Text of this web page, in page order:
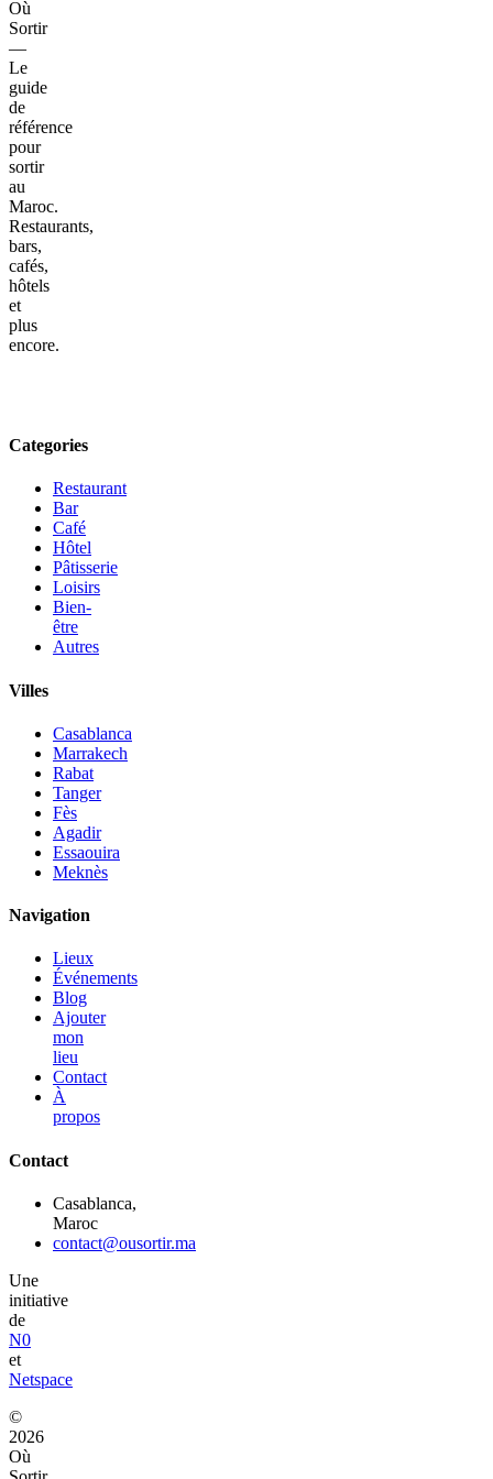
Où
Sortir
—
Le
guide
de
référence
pour
sortir
au
Maroc.
Restaurants,
bars,
cafés,
hôtels
et
plus
encore.
Categories
Restaurant
Bar
Café
Hôtel
Pâtisserie
Loisirs
Bien-
être
Autres
Villes
Casablanca
Marrakech
Rabat
Tanger
Fès
Agadir
Essaouira
Meknès
Navigation
Lieux
Événements
Blog
Ajouter
mon
lieu
Contact
À
propos
Contact
Casablanca,
Maroc
contact@ousortir.ma
Une
initiative
de
N0
et
Netspace
©
2026
Où